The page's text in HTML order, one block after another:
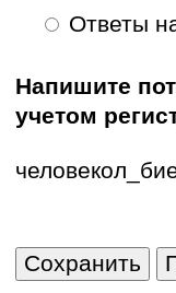
Ответы
Напишите
учетом